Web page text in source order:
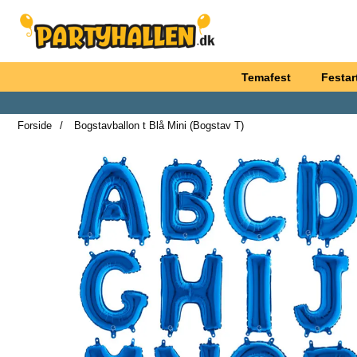
Startside for Partyhallen AB
Temafest
Forside
Bogstavballon t Blå Mini (Bogstav T)